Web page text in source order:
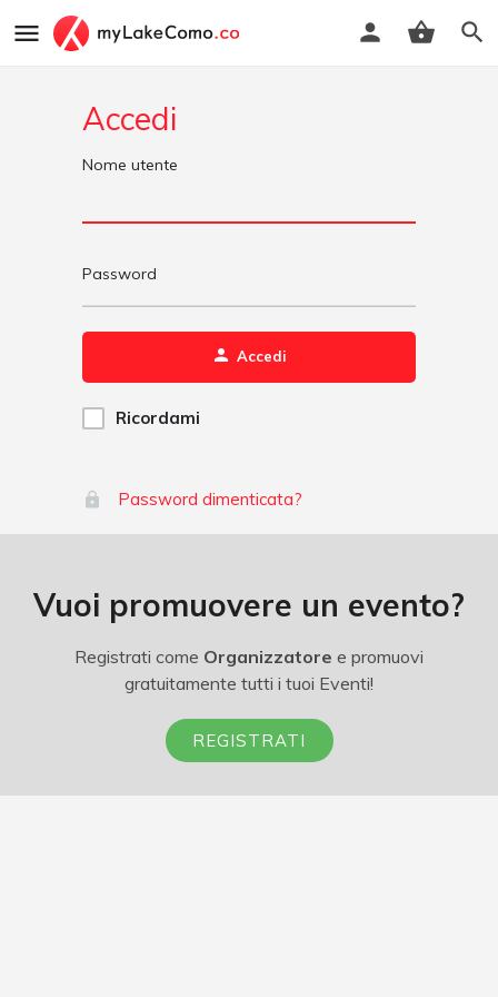
Accedi
Nome utente
Password
Accedi
Ricordami
Password dimenticata?
Vuoi promuovere un evento?
Registrati come Organizzatore e promuovi
gratuitamente tutti i tuoi Eventi!
REGISTRATI